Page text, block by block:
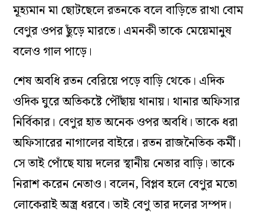
মূহ্যমান মা ছোটছেলে রতনকে বলে বাড়িতে রাখা বোম
বেণুর ওপর ছুঁড়ে মারতে। এমনকী তাকে মেয়েমানুষ
বলেও গাল পাড়ে।
শেষ অবধি রতন বেরিয়ে পড়ে বাড়ি থেকে। এদিক
ওদিক ঘুরে অতিকষ্টে পৌঁছায় থানায়। থানার অফিসার
নির্বিকার। বেণুর হাত অনেক ওপর অবধি। তাকে ধরা
অফিসারের নাগালের বাইরে। রতন রাজনৈতিক কর্মী।
সে তাই পোঁছে যায় দলের স্থানীয় নেতার বাড়ি। তাকে
নিরাশ করেন নেতাও। বলেন, বিপ্লব হলে বেণুর মতো
লোকেরাই অস্ত্র ধরবে। তাই বেণু তার দলের সম্পদ।